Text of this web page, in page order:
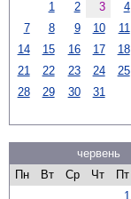
1
2 3 4
7
8 9 10 11
14
15 16 17 18
21
22 23 24 25
28
29 30 31
червень
Пн
Вт Ср Чт Пт
1